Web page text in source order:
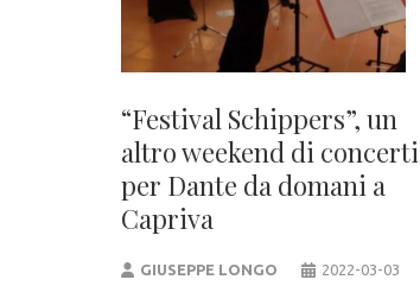
“Festival Schippers”, un
altro weekend di concerti
per Dante da domani a
Capriva
GIUSEPPE LONGO 2022-03-03